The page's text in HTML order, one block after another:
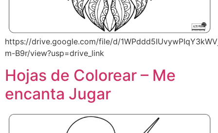
https://drive.google.com/file/d/
m-B9r/view?usp=drive_link
Hojas de Colorear – Me
encanta Jugar